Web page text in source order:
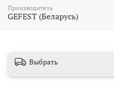
Производитель
GEFEST (Беларусь)
Выбрать